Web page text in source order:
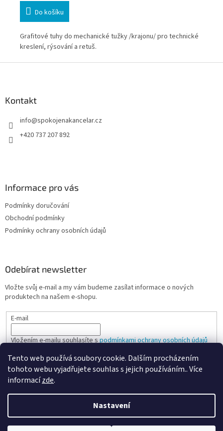
Tento web používá soubory cookie. Dalším procházením
tohoto webu vyjadřujete souhlas s jejich používáním.. Více
informacízde.
Nastavení
Do košíku
Grafitové tuhy do mechanické tužky /krajonu/ pro technické
kreslení, rýsování a retuš.
Kontakt
info@spokojenakancelar.cz
+420 737 207 892
Informace pro vás
Podmínky doručování
Obchodní podmínky
Podmínky ochrany osobních údajů
Odebírat newsletter
Vložte svůj e-mail a my vám budeme zasílat informace o nových
produktech na našem e-shopu.
E-mail
Vložením e-mailu souhlasíte spodmínkami ochrany osobních údajů
PŘIHLÁSIT SE
Vytvořil Shoptet